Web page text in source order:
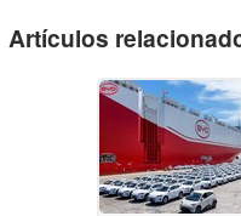
Artículos